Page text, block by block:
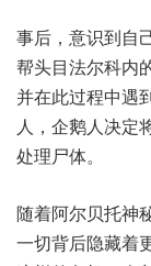
事后，意识到自
帮头目法尔科内
并在此过程中遇
人，企鹅人决定
处理尸体。
随着阿尔贝托神
一切背后隐藏着